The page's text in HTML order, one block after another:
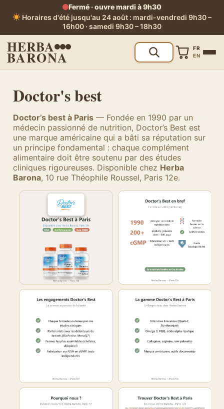
Fermé · ouvre mardi à 9h30
Horaires d'été jusqu'au 24 août : mardi-vendredi 9h30 –
16h00 · samedi 9h30 – 18h30
HERBA
BARONA
FR
EN
Doctor's best
Doctor’s best à Paris — Fondée en 1990 par un
médecin passionné de nutrition, Doctor’s Best est
une marque américaine qui a bâti sa réputation sur
un principe fondamental : chaque complément
alimentaire doit être soutenu par des études
cliniques rigoureuses. Disponible chez Herba
Barona, 10 rue Théophile Roussel, Paris 12e.